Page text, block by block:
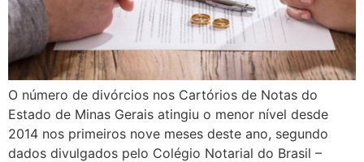
O número de divórcios nos Cartórios de Notas do
Estado de Minas Gerais atingiu o menor nível desde
2014 nos primeiros nove meses deste ano, segundo
dados divulgados pelo Colégio Notarial do Brasil –